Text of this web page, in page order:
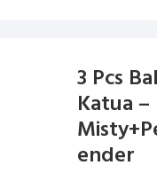
3 Pcs
Katua –
ender